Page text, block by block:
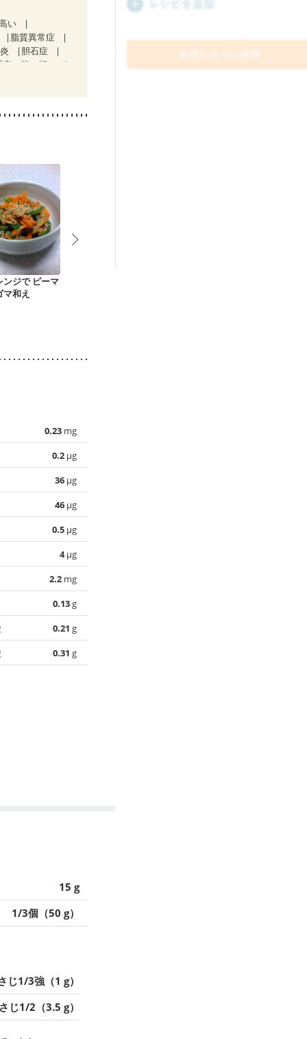
い
脂質異常症
胆石症
（第２期）
ンジで ピーマ
マ和え
0.23 mg
0.2 µg
36 µg
46 µg
0.5 µg
4µg
2.2 mg
0.13g
0.21 g
0.31 g
15 g
1/3個（50 g）
じ1/3強（1 g）
じ1/2（3.5 g）